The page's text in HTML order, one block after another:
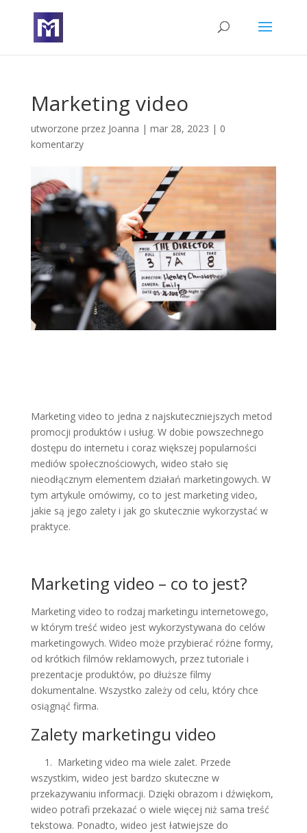
Marketing video
utworzone przez Joanna | mar 28, 2023 | 0
komentarzy
Marketing video to jedna z najskuteczniejszych metod
promocji produktów i usług. W dobie powszechnego
dostępu do internetu i coraz większej popularności
mediów społecznościowych, wideo stało się
nieodłącznym elementem działań marketingowych. W
tym artykule omówimy, co to jest marketing video,
jakie są jego zalety i jak go skutecznie wykorzystać w
praktyce.
Marketing video – co to jest?
Marketing video to rodzaj marketingu internetowego,
w którym treść wideo jest wykorzystywana do celów
marketingowych. Wideo może przybierać różne formy,
od krótkich filmów reklamowych, przez tutoriale i
prezentacje produktów, po dłuższe filmy
dokumentalne. Wszystko zależy od celu, który chce
osiągnąć firma.
Zalety marketingu video
1. Marketing video ma wiele zalet. Przede
wszystkim, wideo jest bardzo skuteczne w
przekazywaniu informacji. Dzięki obrazom i dźwiękom,
wideo potrafi przekazać o wiele więcej niż sama treść
tekstowa. Ponadto, wideo jest łatwiejsze do